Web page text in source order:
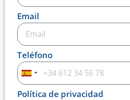
Email
Teléfono
Spain
+34
Política de privacidad